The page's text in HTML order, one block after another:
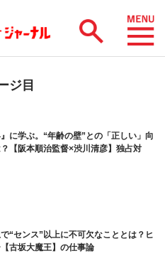
ジ目
に学ぶ。“年齢の壁”との「正しい」向
【阪本順治監督×渋川清彦】独占対
“センス”以上に不可欠なこととは？ヒ
古坂大魔王】の仕事論